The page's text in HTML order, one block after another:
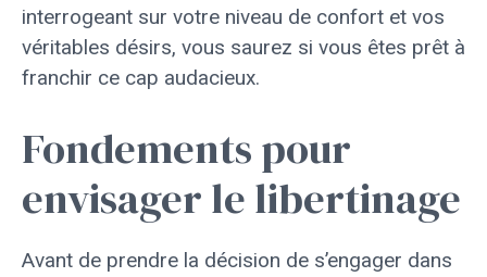
interrogeant sur votre niveau de confort et vos
véritables désirs, vous saurez si vous êtes prêt à
franchir ce cap audacieux.
Fondements pour
envisager le libertinage
Avant de prendre la décision de s’engager dans